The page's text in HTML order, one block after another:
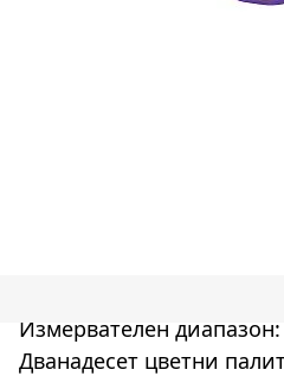
Измервателен диапазон:
Дванадесет цветни